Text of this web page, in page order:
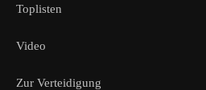
Toplisten
Video
Zur Verteidigung